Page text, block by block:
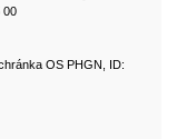
00
OS PHGN, ID: